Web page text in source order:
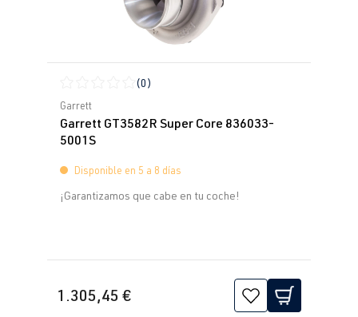
Calificación promedio de 0 de 5 estrellas
(0)
Garrett
Garrett GT3582R Super Core 836033-
5001S
Disponible en 5 a 8 días
¡Garantizamos que cabe en tu coche!
1.305,45 €